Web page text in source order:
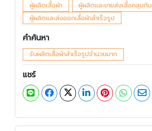
ผู้ผลิตเสื้อผ้า
ผู้ผลิตและขายส่งเสื้อคลุมกั
ผู้ผลิตและส่งออกเสื้อผ้าสำเร็จรูป
คำค้นหา
รับผลิตเสื้อผ้าสำเร็จรูปจำนวนมาก
แชร์